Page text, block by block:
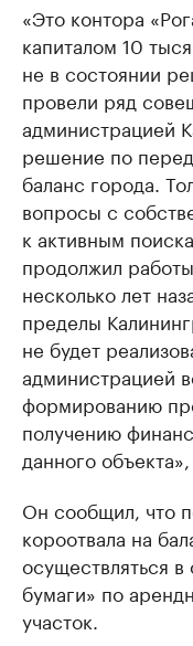
«Это контора
капиталом 10
не в состоянии
провели ряд
администрацией
решение по
баланс города.
вопросы с
к активным
продолжил
несколько лет
пределы
не будет
администрацией
формированию
получению
данного
Он сообщил, что
короотвала на
осуществляться
бумаги» по
участок.